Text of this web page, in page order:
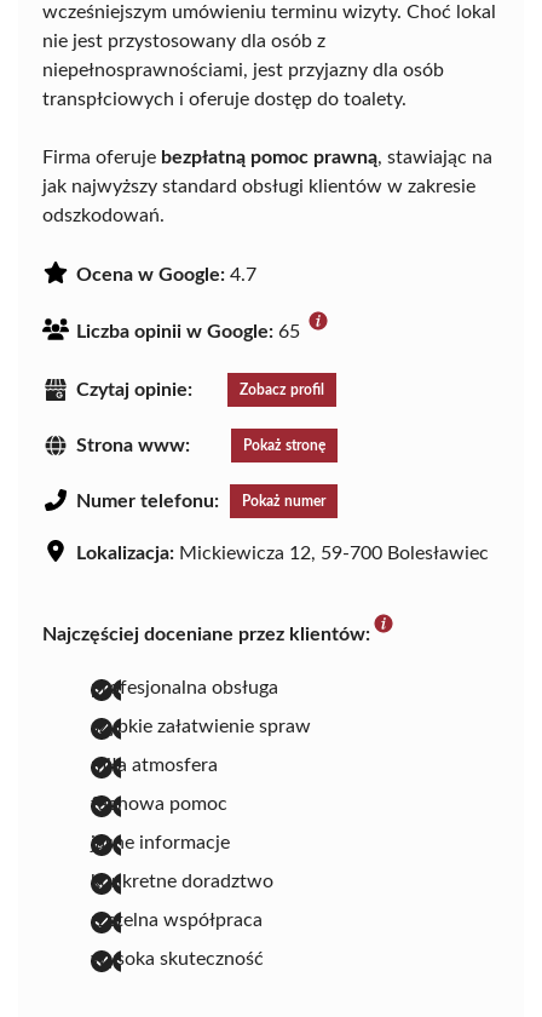
wcześniejszym umówieniu terminu wizyty. Choć lokal
nie jest przystosowany dla osób z
niepełnosprawnościami, jest przyjazny dla osób
transpłciowych i oferuje dostęp do toalety.
Firma oferuje bezpłatną pomoc prawną, stawiając na
jak najwyższy standard obsługi klientów w zakresie
odszkodowań.
Ocena w Google: 4.7
Liczba opinii w Google: 65
Czytaj opinie: Zobacz profil
Strona www: Pokaż stronę
Numer telefonu: Pokaż numer
Lokalizacja: Mickiewicza 12, 59-700 Bolesławiec
Najczęściej doceniane przez klientów:
profesjonalna obsługa
szybkie załatwienie spraw
miła atmosfera
fachowa pomoc
jasne informacje
konkretne doradztwo
rzetelna współpraca
wysoka skuteczność